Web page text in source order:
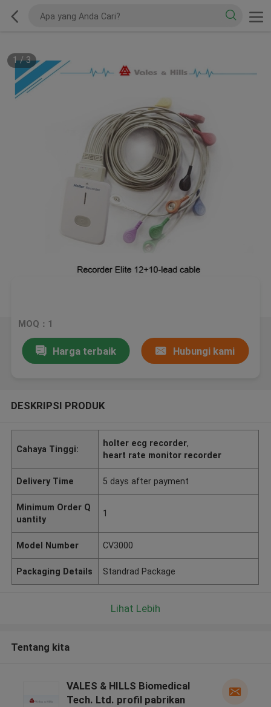
1/3
MOQ：1
Harga terbaik Hubungi kami
DESKRIPSI PRODUK
Cahaya Tinggi:
holter ecg recorder,
heart rate monitor recorder
Delivery Time 5 days after payment
Minimum Order Q
uantity
1
Model Number CV3000
Packaging Details Standrad Package
Lihat Lebih
Tentang kita
VALES & HILLS Biomedical
Tech. Ltd. profil pabrikan